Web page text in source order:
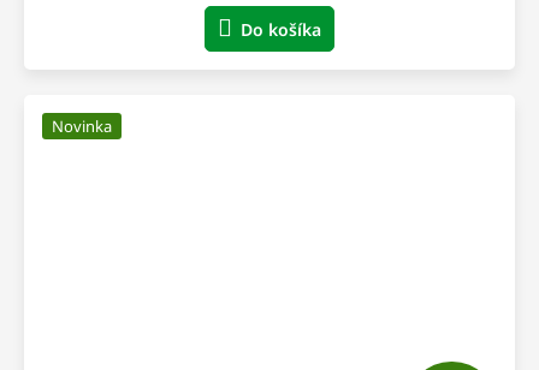
O
Do košíka
Novinka